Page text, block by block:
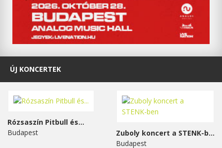
ÚJ KONCERTEK
Rózsaszín Pitbull és...
Budapest
Zuboly koncert a STENK-ben
Budapest